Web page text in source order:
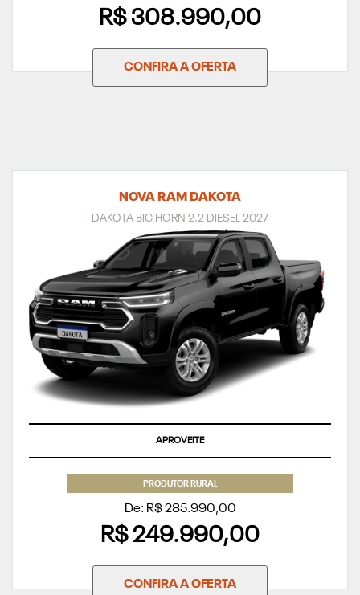
R$ 308.990,00
CONFIRA A OFERTA
NOVA RAM DAKOTA
DAKOTA BIG HORN 2.2 DIESEL 2027
APROVEITE
PRODUTOR RURAL
De: R$ 285.990,00
R$ 249.990,00
CONFIRA A OFERTA